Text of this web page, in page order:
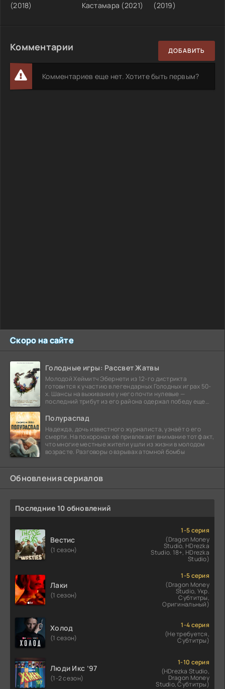
Скоро на сайте
Голодные игры: Рассвет Жатвы
Молодой Хеймитч Эбернети из 12-го дистрикта
готовится к участию в легендарных Голодных играх 50-
х. Шансы на выживание у него почти нулевые —
последний трибут из его района одержал победу еще
Полураспад
Надежда, дочь известного журналиста, узнаёт о его
смерти. На похоронах её привлекает внимание тот факт,
что многие местные жители ушли из жизни в молодом
возрасте. Разговоры о взрывах атомной бомбы
Обновления сериалов
Последние 10 обновлений
Вестис
(1 сезон)
1-5 серия
(Dragon Money
Studio, HDrezka
Studio. 18+, HDrezka
Studio)
Лаки
(1 сезон)
1-5 серия
(Dragon Money
Studio, Укр.
Субтитры,
Оригинальный)
Холод
(1 сезон)
1-4 серия
(Не требуется,
Субтитры)
Люди Икс ’97
(1-2 сезон)
1-10 серия
(HDrezka Studio,
Dragon Money
Studio, Субтитры)
(2018)
Кастамара (2021)
(2019)
Комментарии ДОБАВИТЬ
Комментариев еще нет. Хотите быть первым?